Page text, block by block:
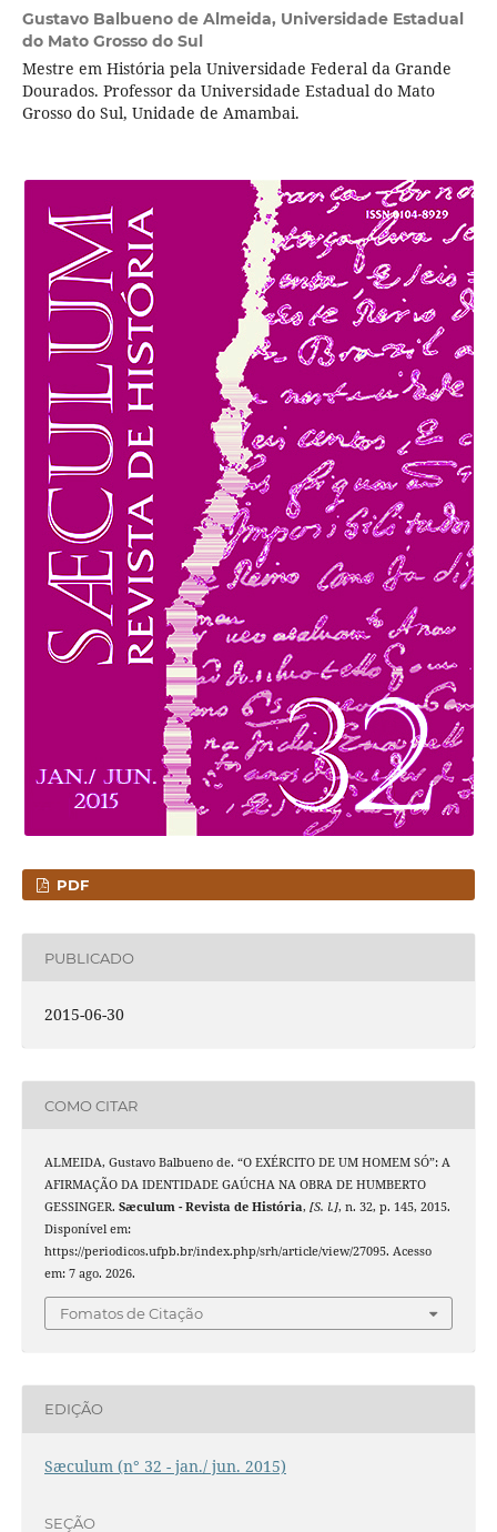
Gustavo Balbueno de Almeida, Universidade Estadual
do Mato Grosso do Sul
Mestre em História pela Universidade Federal da Grande
Dourados. Professor da Universidade Estadual do Mato
Grosso do Sul, Unidade de Amambai.
PDF
PUBLICADO
2015-06-30
COMO CITAR
ALMEIDA, Gustavo Balbueno de. “O EXÉRCITO DE UM HOMEM SÓ”: A
AFIRMAÇÃO DA IDENTIDADE GAÚCHA NA OBRA DE HUMBERTO
GESSINGER. Sæculum - Revista de História, [S. l.], n. 32, p. 145, 2015.
Disponível em:
https://periodicos.ufpb.br/index.php/srh/article/view/27095. Acesso
em: 7 ago. 2026.
Fomatos de Citação
EDIÇÃO
Sæculum (n° 32 - jan./ jun. 2015)
SEÇÃO